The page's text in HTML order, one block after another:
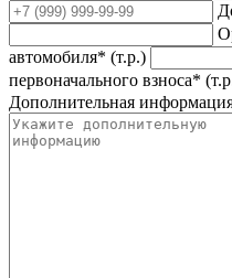
автомобиля* (т.р.)
первоначального взноса*
Дополнительная